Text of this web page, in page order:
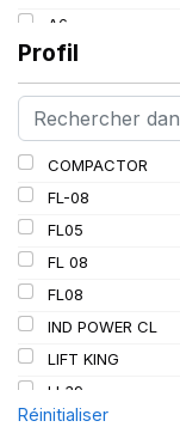
155
162
163
164
165
167
168
185
C
LL
A6
A8
B
D
Profil
COMPACTOR
FL-08
FL05
FL 08
FL08
IND POWER CL
LIFT KING
LL39
LL45
Réinitialiser